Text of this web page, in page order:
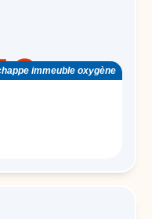
immeuble oxygène